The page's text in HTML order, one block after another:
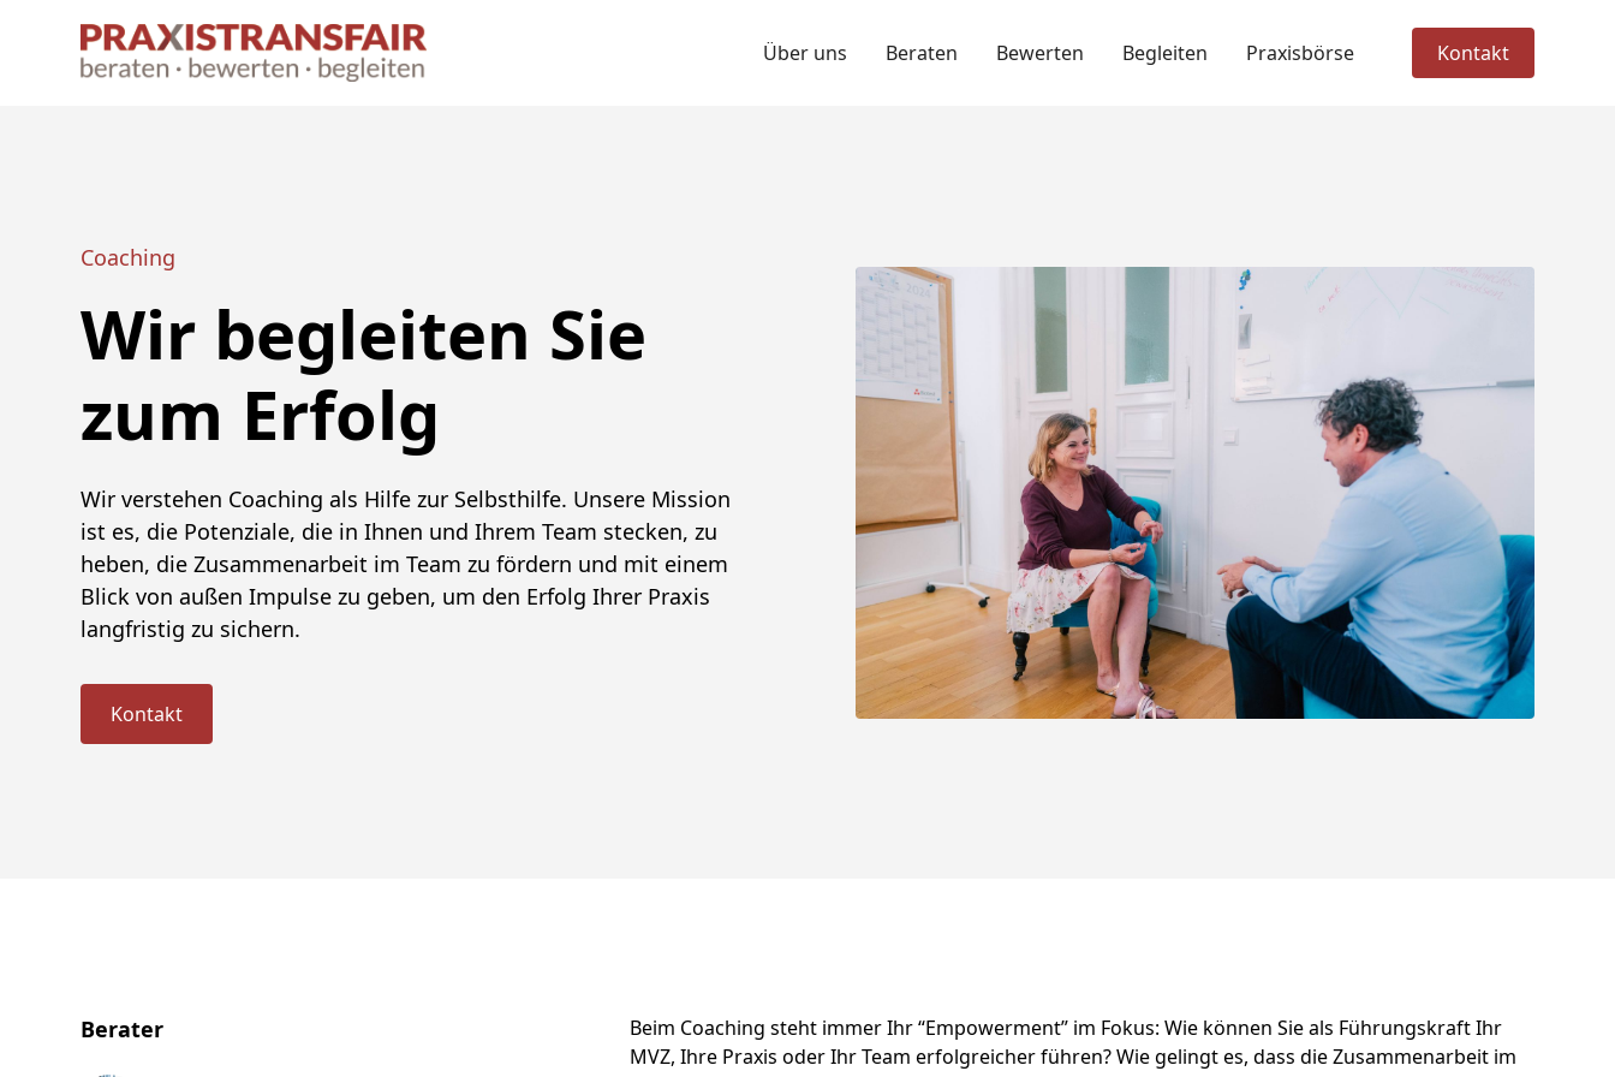
Über uns Beraten Bewerten Begleiten Praxisbörse Kontakt
Coaching
Wir begleiten Sie
zum Erfolg
Wir verstehen Coaching als Hilfe zur Selbsthilfe. Unsere Mission
ist es, die Potenziale, die in Ihnen und Ihrem Team stecken, zu
heben, die Zusammenarbeit im Team zu fördern und mit einem
Blick von außen Impulse zu geben, um den Erfolg Ihrer Praxis
langfristig zu sichern.
Kontakt
Berater
Beim Coaching steht immer Ihr “Empowerment” im Fokus: Wie können Sie als Führungskraft Ihr
MVZ, Ihre Praxis oder Ihr Team erfolgreicher führen? Wie gelingt es, dass die Zusammenarbeit im